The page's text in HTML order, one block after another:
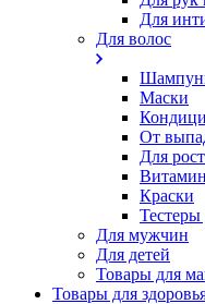
Для
Для волос
Маски
От
Для
Краски
Тестеры
Для мужчин
Для детей
Товары для
Товары для